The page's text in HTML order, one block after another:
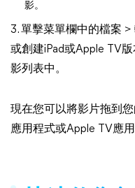
影。
3. 單擊菜單欄中的檔案
或創建iPad或Apple TV
影列表中。
現在您可以將影片拖到
應用程式或Apple TV應